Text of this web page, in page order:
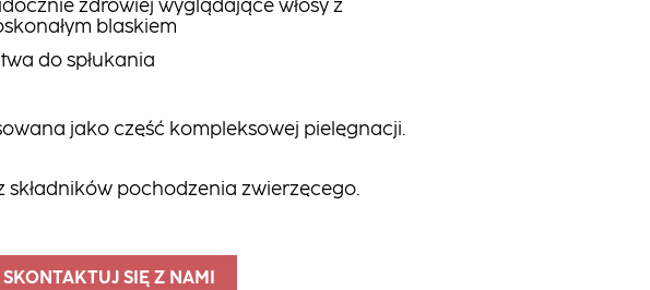
zdrowiej wyglądające włosy z
blaskiem
do spłukania
jako część kompleksowej pielęgnacji.
składników pochodzenia zwierzęcego.
SKONTAKTUJ SIĘ Z NAMI